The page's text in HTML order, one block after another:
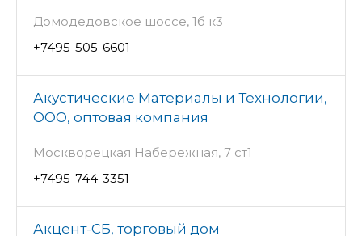
Домодедовское шоссе, 1б к3
+7495-505-6601
Акустические Материалы и Технологии,
ООО, оптовая компания
Москворецкая Набережная, 7 ст1
+7495-744-3351
Акцент-СБ, торговый дом